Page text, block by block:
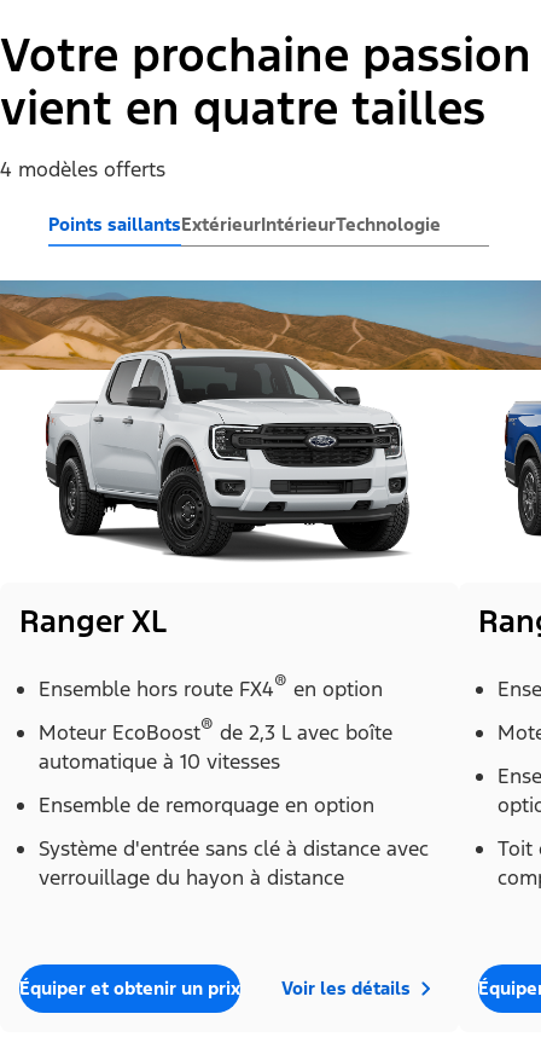
Votre prochaine passion
vient en quatre tailles
4 modèles offerts
Points saillantsExtérieurIntérieurTechnologie
Ranger XL
Ensemble hors route FX4® en option
Moteur EcoBoost® de 2,3 L avec boîte
automatique à 10 vitesses
Ensemble de remorquage en option
Système d'entrée sans clé à distance avec
verrouillage du hayon à distance
Équiper et obtenir un prix Voir les détails
Toit